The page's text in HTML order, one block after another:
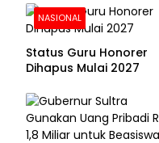
NASIONAL
Status Guru Honorer
Dihapus Mulai 2027